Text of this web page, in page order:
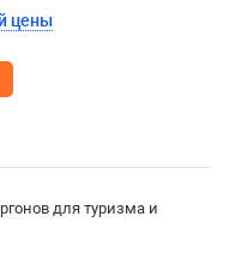
цены
для туризма и